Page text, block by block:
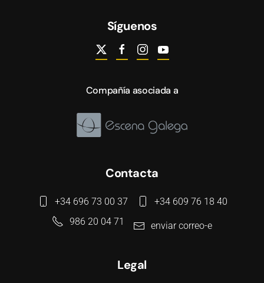
Síguenos
Compañía asociada a
Contacta
+34 696 73 00 37
+34 609 76 18 40
986 20 04 71
enviar correo-e
Legal